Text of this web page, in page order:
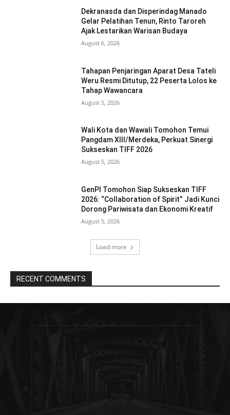
Dekranasda dan Disperindag Manado
Gelar Pelatihan Tenun, Rinto Taroreh
Ajak Lestarikan Warisan Budaya
August 6, 2026
Tahapan Penjaringan Aparat Desa Tateli
Weru Resmi Ditutup, 22 Peserta Lolos ke
Tahap Wawancara
August 5, 2026
Wali Kota dan Wawali Tomohon Temui
Pangdam XIII/Merdeka, Perkuat Sinergi
Sukseskan TIFF 2026
August 5, 2026
GenPI Tomohon Siap Sukseskan TIFF
2026: “Collaboration of Spirit” Jadi Kunci
Dorong Pariwisata dan Ekonomi Kreatif
August 5, 2026
Load more
RECENT COMMENTS